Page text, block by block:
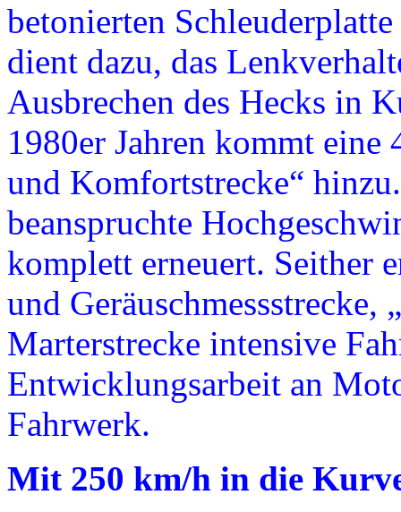
betonierten
dient dazu, das
Ausbrechen des Hecks in
1980er Jahren kommt eine
und Komfortstrecke“
beanspruchte
komplett erneuert. Seither
und
Marterstrecke intensive
Entwicklungsarbeit an
Fahrwerk.
Mit 250 km/h in die